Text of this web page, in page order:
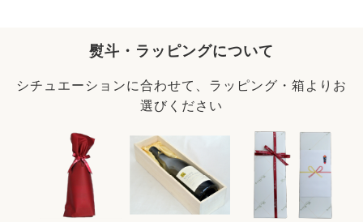
熨斗・ラッピングについて
シチュエーションに合わせて、ラッピング・箱よりお
選びください